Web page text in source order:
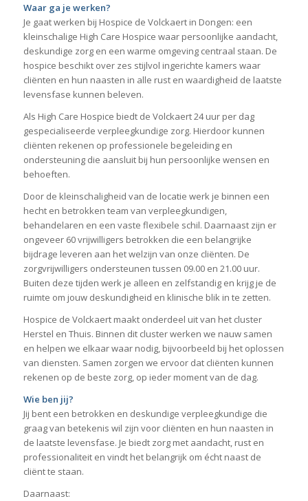
Waar ga je werken?
Je gaat werken bij Hospice de Volckaert in Dongen: een
kleinschalige High Care Hospice waar persoonlijke aandacht,
deskundige zorg en een warme omgeving centraal staan. De
hospice beschikt over zes stijlvol ingerichte kamers waar
cliënten en hun naasten in alle rust en waardigheid de laatste
levensfase kunnen beleven.
Als High Care Hospice biedt de Volckaert 24 uur per dag
gespecialiseerde verpleegkundige zorg. Hierdoor kunnen
cliënten rekenen op professionele begeleiding en
ondersteuning die aansluit bij hun persoonlijke wensen en
behoeften.
Door de kleinschaligheid van de locatie werk je binnen een
hecht en betrokken team van verpleegkundigen,
behandelaren en een vaste flexibele schil. Daarnaast zijn er
ongeveer 60 vrijwilligers betrokken die een belangrijke
bijdrage leveren aan het welzijn van onze cliënten. De
zorgvrijwilligers ondersteunen tussen 09.00 en 21.00 uur.
Buiten deze tijden werk je alleen en zelfstandig en krijg je de
ruimte om jouw deskundigheid en klinische blik in te zetten.
Hospice de Volckaert maakt onderdeel uit van het cluster
Herstel en Thuis. Binnen dit cluster werken we nauw samen
en helpen we elkaar waar nodig, bijvoorbeeld bij het oplossen
van diensten. Samen zorgen we ervoor dat cliënten kunnen
rekenen op de beste zorg, op ieder moment van de dag.
Wie ben jij?
Jij bent een betrokken en deskundige verpleegkundige die
graag van betekenis wil zijn voor cliënten en hun naasten in
de laatste levensfase. Je biedt zorg met aandacht, rust en
professionaliteit en vindt het belangrijk om écht naast de
cliënt te staan.
Daarnaast: